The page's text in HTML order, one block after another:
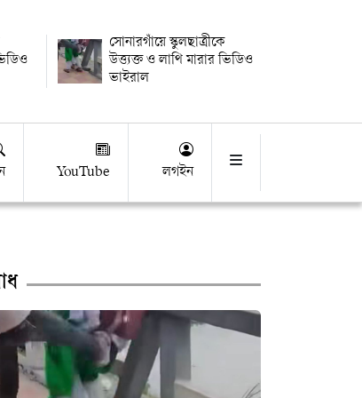
সোনারগাঁয়ে স্কুলছাত্রীকে
উত্ত্যক্ত ও লাথি মারার ভিডিও
ভাইরাল
YouTube লগইন